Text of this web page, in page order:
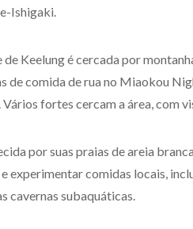
Ishigaki.
de Keelung é cercada por
de comida de rua no Miaokou
fortes cercam a área, com
por suas praias de areia
experimentar comidas locais,
cavernas subaquáticas.